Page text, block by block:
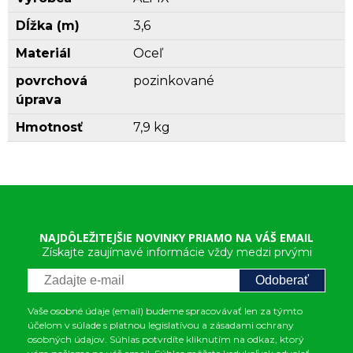
Dĺžka (m)
3,6
Materiál
Oceľ
povrchová
úprava
pozinkované
Hmotnosť 7,9 kg
NAJDÔLEŽITEJŠIE NOVINKY PRIAMO NA VÁŠ EMAIL
Získajte zaujímavé informácie vždy medzi prvými
Odoberať
Vaše osobné údaje (email) budeme spracovávať len za týmto
účelom v súlade s platnou legislatívou a zásadami ochrany
osobných údajov. Súhlas potvrdíte kliknutím na odkaz, ktorý